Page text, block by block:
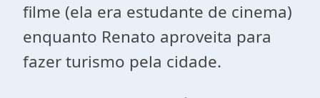
filme (ela era estudante de cinema)
enquanto Renato aproveita para
fazer turismo pela cidade.